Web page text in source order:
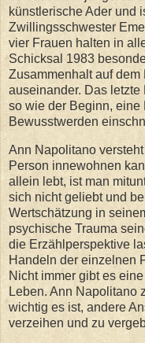
künstlerische Ader und
Zwillingsschwester
vier Frauen halten in
Schicksal 1983
Zusammenhalt auf
auseinander. Das
so wie der Beginn, eine
Bewusstwerden
Ann Napolitano
Person innewohnen
allein lebt, ist man
sich nicht geliebt und
Wertschätzung in
psychische Trauma
die Erzählperspektive
Handeln der einzelnen
Nicht immer gibt es
Leben. Ann Napolitano
wichtig es ist, andere
verzeihen und zu